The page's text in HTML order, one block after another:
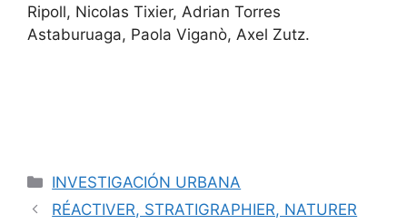
Ripoll, Nicolas Tixier, Adrian Torres
Astaburuaga, Paola Viganò, Axel Zutz.
INVESTIGACIÓN URBANA
RÉACTIVER, STRATIGRAPHIER, NATURER